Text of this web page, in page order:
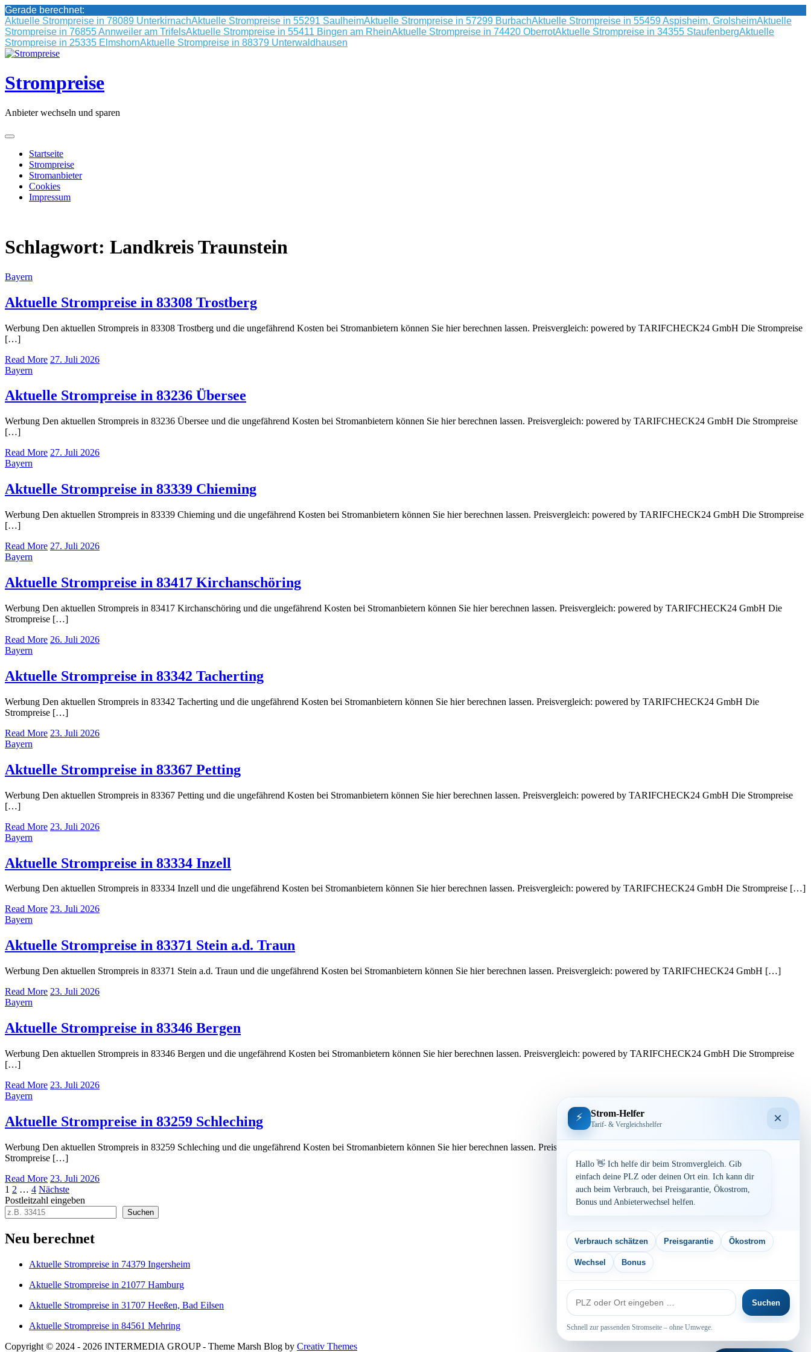
Gerade berechnet:
Aktuelle Strompreise in 78089 UnterkirnachAktuelle Strompreise in 55291 SaulheimAktuelle Strompreise in 57299 BurbachAktuelle Strompreise in 55459 Aspisheim, GrolsheimAktuelle
Strompreise in 76855 Annweiler am TrifelsAktuelle Strompreise in 55411 Bingen am RheinAktuelle Strompreise in 74420 OberrotAktuelle Strompreise in 34355 StaufenbergAktuelle
Strompreise in 25335 ElmshornAktuelle Strompreise in 88379 Unterwaldhausen
Skip
content
Strompreise
Anbieter wechseln und sparen
Startseite
Strompreise
Stromanbieter
Cookies
Impressum
Schlagwort: Landkreis Traunstein
Bayern
Aktuelle Strompreise in 83308 Trostberg
Werbung Den aktuellen Strompreis in 83308 Trostberg und die ungefährend Kosten bei Stromanbietern können Sie hier berechnen lassen. Preisvergleich: powered by TARIFCHECK24 GmbH Die Strompreise
[…]
Read More 27. Juli 2026
Bayern
Aktuelle Strompreise in 83236 Übersee
Werbung Den aktuellen Strompreis in 83236 Übersee und die ungefährend Kosten bei Stromanbietern können Sie hier berechnen lassen. Preisvergleich: powered by TARIFCHECK24 GmbH Die Strompreise
[…]
Read More 27. Juli 2026
Bayern
Aktuelle Strompreise in 83339 Chieming
Werbung Den aktuellen Strompreis in 83339 Chieming und die ungefährend Kosten bei Stromanbietern können Sie hier berechnen lassen. Preisvergleich: powered by TARIFCHECK24 GmbH Die Strompreise
[…]
Read More 27. Juli 2026
Bayern
Aktuelle Strompreise in 83417 Kirchanschöring
Werbung Den aktuellen Strompreis in 83417 Kirchanschöring und die ungefährend Kosten bei Stromanbietern können Sie hier berechnen lassen. Preisvergleich: powered by TARIFCHECK24 GmbH Die
Strompreise […]
Read More 26. Juli 2026
Bayern
Aktuelle Strompreise in 83342 Tacherting
Werbung Den aktuellen Strompreis in 83342 Tacherting und die ungefährend Kosten bei Stromanbietern können Sie hier berechnen lassen. Preisvergleich: powered by TARIFCHECK24 GmbH Die
Strompreise […]
Read More 23. Juli 2026
Bayern
Aktuelle Strompreise in 83367 Petting
Werbung Den aktuellen Strompreis in 83367 Petting und die ungefährend Kosten bei Stromanbietern können Sie hier berechnen lassen. Preisvergleich: powered by TARIFCHECK24 GmbH Die Strompreise
[…]
Read More 23. Juli 2026
Bayern
Aktuelle Strompreise in 83334 Inzell
Werbung Den aktuellen Strompreis in 83334 Inzell und die ungefährend Kosten bei Stromanbietern können Sie hier berechnen lassen. Preisvergleich: powered by TARIFCHECK24 GmbH Die Strompreise […]
Read More 23. Juli 2026
Bayern
Aktuelle Strompreise in 83371 Stein a.d. Traun
Werbung Den aktuellen Strompreis in 83371 Stein a.d. Traun und die ungefährend Kosten bei Stromanbietern können Sie hier berechnen lassen. Preisvergleich: powered by TARIFCHECK24 GmbH […]
Read More 23. Juli 2026
Bayern
Aktuelle Strompreise in 83346 Bergen
Werbung Den aktuellen Strompreis in 83346 Bergen und die ungefährend Kosten bei Stromanbietern können Sie hier berechnen lassen. Preisvergleich: powered by TARIFCHECK24 GmbH Die Strompreise
[…]
Read More 23. Juli 2026
Bayern
Aktuelle Strompreise in 83259 Schleching
Werbung Den aktuellen Strompreis in 83259 Schleching und die ungefährend Kosten bei Stromanbietern können Sie hier berechnen lassen. Preisvergleich: powered by TARIFCHECK24 GmbH Die
Strompreise […]
Read More 23. Juli 2026
Seitennummerierung
der
Beiträge
1 2 … 4 Nächste
Postleitzahl eingeben
Suchen
Neu berechnet
Aktuelle Strompreise in 74379 Ingersheim
Aktuelle Strompreise in 21077 Hamburg
Aktuelle Strompreise in 31707 Heeßen, Bad Eilsen
Aktuelle Strompreise in 84561 Mehring
Copyright © 2024 - 2026 INTERMEDIA GROUP - Theme Marsh Blog by Creativ Themes
⚡ Strom-Helfer
Tarif- & Vergleichshelfer ×
Hallo 👋 Ich helfe dir beim Stromvergleich. Gib
einfach deine PLZ oder deinen Ort ein. Ich kann dir
auch beim Verbrauch, bei Preisgarantie, Ökostrom,
Bonus und Anbieterwechsel helfen.
Verbrauch schätzen Preisgarantie Ökostrom
Wechsel Bonus
PLZ
oder
Ort
Suchen
Schnell zur passenden Stromseite – ohne Umwege.